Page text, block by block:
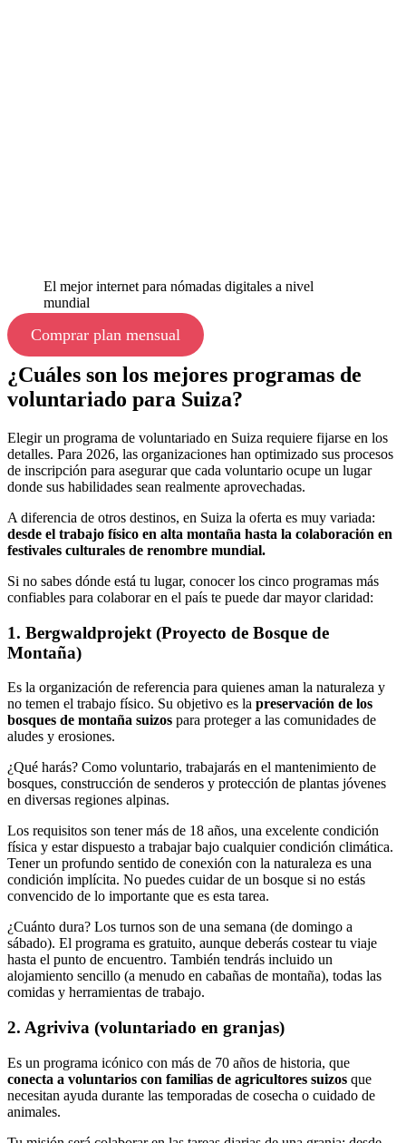
El mejor internet para nómadas digitales a nivel
mundial
Comprar plan mensual
¿Cuáles son los mejores programas de
voluntariado para Suiza?
Elegir un programa de voluntariado en Suiza requiere fijarse en los
detalles. Para 2026, las organizaciones han optimizado sus procesos
de inscripción para asegurar que cada voluntario ocupe un lugar
donde sus habilidades sean realmente aprovechadas.
A diferencia de otros destinos, en Suiza la oferta es muy variada:
desde el trabajo físico en alta montaña hasta la colaboración en
festivales culturales de renombre mundial.
Si no sabes dónde está tu lugar, conocer los cinco programas más
confiables para colaborar en el país te puede dar mayor claridad:
1. Bergwaldprojekt (Proyecto de Bosque de
Montaña)
Es la organización de referencia para quienes aman la naturaleza y
no temen el trabajo físico. Su objetivo es la preservación de los
bosques de montaña suizos para proteger a las comunidades de
aludes y erosiones.
¿Qué harás? Como voluntario, trabajarás en el mantenimiento de
bosques, construcción de senderos y protección de plantas jóvenes
en diversas regiones alpinas.
Los requisitos son tener más de 18 años, una excelente condición
física y estar dispuesto a trabajar bajo cualquier condición climática.
Tener un profundo sentido de conexión con la naturaleza es una
condición implícita. No puedes cuidar de un bosque si no estás
convencido de lo importante que es esta tarea.
¿Cuánto dura? Los turnos son de una semana (de domingo a
sábado). El programa es gratuito, aunque deberás costear tu viaje
hasta el punto de encuentro. También tendrás incluido un
alojamiento sencillo (a menudo en cabañas de montaña), todas las
comidas y herramientas de trabajo.
2. Agriviva (voluntariado en granjas)
Es un programa icónico con más de 70 años de historia, que
conecta a voluntarios con familias de agricultores suizos que
necesitan ayuda durante las temporadas de cosecha o cuidado de
animales.